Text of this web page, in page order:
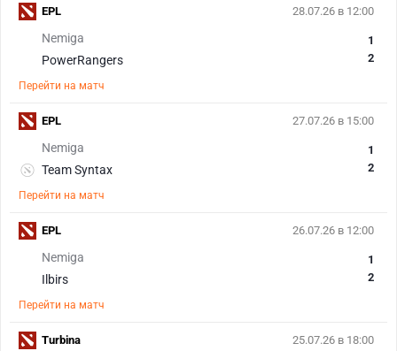
28.07.26 в 12:00
Nemiga
PowerRangers
1
2
Перейти на матч
EPL
27.07.26 в 15:00
Nemiga
Team Syntax
1
2
Перейти на матч
EPL
26.07.26 в 12:00
Nemiga
Ilbirs
1
2
Перейти на матч
EPL
25.07.26 в 18:00
Turbina